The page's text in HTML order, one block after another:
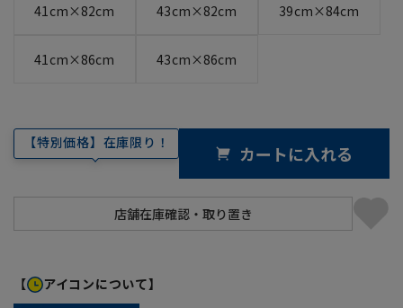
41cm×82cm 43cm×82cm 39cm×84cm
41cm×86cm 43cm×86cm
【特別価格】在庫限り！ カートに入れる
【 アイコンについて】